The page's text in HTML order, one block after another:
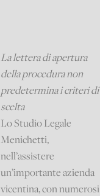
La lettera di apertura
della procedura non
predetermina i criteri di
scelta
Lo Studio Legale
Menichetti,
nell’assistere
un’importante azienda
vicentina, con numerosi